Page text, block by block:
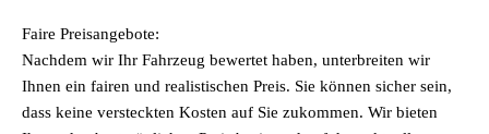
Faire Preisangebote:
Nachdem wir Ihr Fahrzeug bewertet haben, unterbreiten wir
Ihnen ein fairen und realistischen Preis. Sie können sicher sein,
dass keine versteckten Kosten auf Sie zukommen. Wir bieten